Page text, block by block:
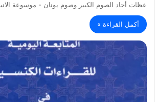
عظات أحاد الصوم الكبير وصوم يونان - موسوعة الانبا
أكمل القراءة »